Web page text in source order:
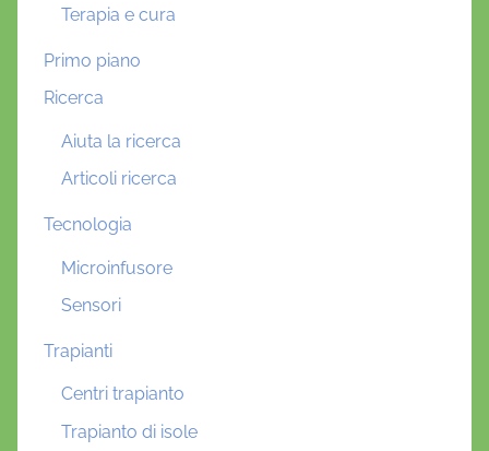
Terapia e cura
Primo piano
Ricerca
Aiuta la ricerca
Articoli ricerca
Tecnologia
Microinfusore
Sensori
Trapianti
Centri trapianto
Trapianto di isole